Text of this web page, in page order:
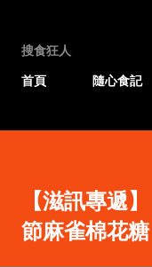
搜食狂人
首頁
隨心食記
【滋訊專遞
節麻雀棉花